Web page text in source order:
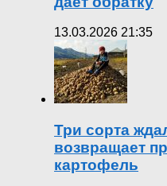
13.03.2026 21:35
Три сорта
возвращает
картофель